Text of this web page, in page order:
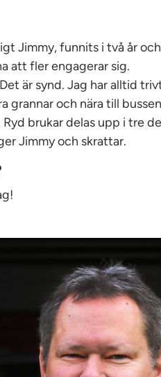
Jimmy, funnits i två år
att fler engagerar sig.
är synd. Jag har alltid
grannar och nära till
brukar delas upp i tre
Jimmy och skrattar.